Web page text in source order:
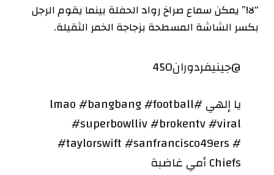
“لا!” يمكن سماع صراخ رواد الحفلة بينما يقوم الرجل
بكسر الشاشة المسطحة بزجاجة الخمر الثقيلة.
@جينيفردوران450
يا إلهي #lmao #bangbang #football
#superbowlliv #brokentv #viral
#taylorswift #sanfrancisco49ers #
Chiefs أمي غاضبة